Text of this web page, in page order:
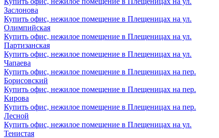
Заслонова
Купить офис, нежилое помещение в Плещеницах на ул.
Олимпийская
Купить офис, нежилое помещение в Плещеницах на ул.
Партизанская
Купить офис, нежилое помещение в Плещеницах на ул.
Чапаева
Купить офис, нежилое помещение в Плещеницах на пер.
Борисовский
Купить офис, нежилое помещение в Плещеницах на пер.
Кирова
Купить офис, нежилое помещение в Плещеницах на пер.
Лесной
Купить офис, нежилое помещение в Плещеницах на ул.
Тенистая